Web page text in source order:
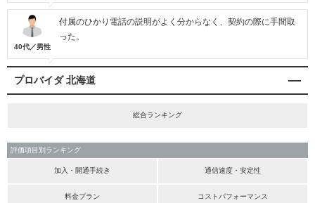
40代／男性
付属のひかり電話の説明がよく分からなく、契約の際に手間取
った。
プロバイダ 北海道
総合ランキング
評価項目別ランキング
加入・開通手続き 通信速度・安定性
料金プラン コストパフォーマンス